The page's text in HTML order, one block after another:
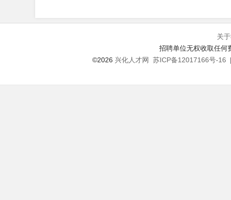
关
招聘单位无权收取任何
©2026 兴化人才网 苏ICP备12017166号-16